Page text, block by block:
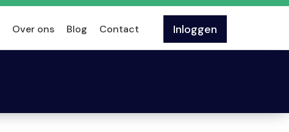
Over ons Blog Contact Inloggen